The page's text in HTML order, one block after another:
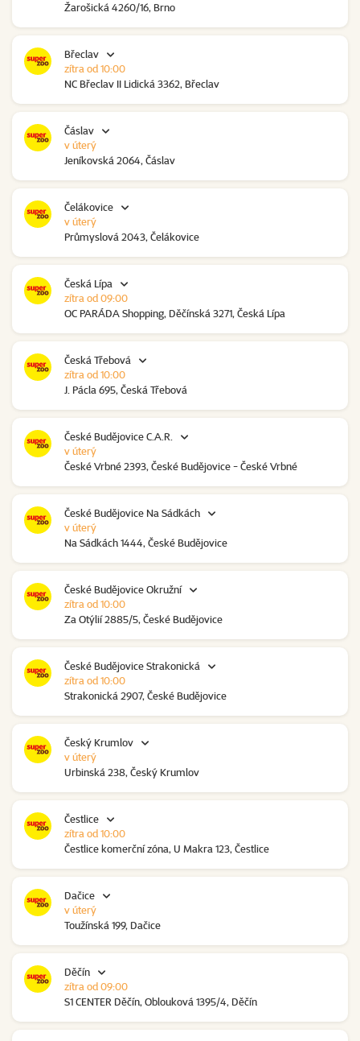
Žarošická 4260/16, Brno
Břeclav
NC Břeclav II Lidická 3362, Břeclav
zítra od 10:00
Čáslav
Jeníkovská 2064, Čáslav
v úterý
Čelákovice
Průmyslová 2043, Čelákovice
v úterý
Česká Lípa
OC PARÁDA Shopping, Děčínská 3271, Česká Lípa
zítra od 09:00
Česká Třebová
J. Pácla 695, Česká Třebová
zítra od 10:00
České Budějovice C.A.R.
České Vrbné 2393, České Budějovice - České Vrbné
v úterý
České Budějovice Na Sádkách
Na Sádkách 1444, České Budějovice
v úterý
České Budějovice Okružní
Za Otýlií 2885/5, České Budějovice
zítra od 10:00
České Budějovice Strakonická
Strakonická 2907, České Budějovice
zítra od 10:00
Český Krumlov
Urbinská 238, Český Krumlov
v úterý
Čestlice
Čestlice komerční zóna, U Makra 123, Čestlice
zítra od 10:00
Dačice
Toužínská 199, Dačice
v úterý
Děčín
S1 CENTER Děčín, Oblouková 1395/4, Děčín
zítra od 09:00